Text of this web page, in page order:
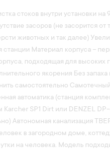
стоков внутри установки на
засоров (не засорится от
животных и так далее)
Материал корпуса –
подходящая для высоких
якорения Без запаха
самостоятельно
автоматика (станция
SP1 Dirt или DENZEL
Автономная канализация
в загородном доме,
на человека. Модель